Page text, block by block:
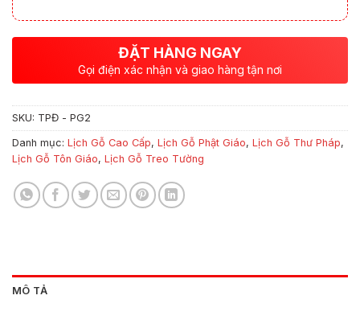
ĐẶT HÀNG NGAY
Gọi điện xác nhận và giao hàng tận nơi
SKU: TPĐ - PG2
Danh mục: Lịch Gỗ Cao Cấp, Lịch Gỗ Phật Giáo, Lịch Gỗ Thư Pháp,
Lịch Gỗ Tôn Giáo, Lịch Gỗ Treo Tường
MÔ TẢ